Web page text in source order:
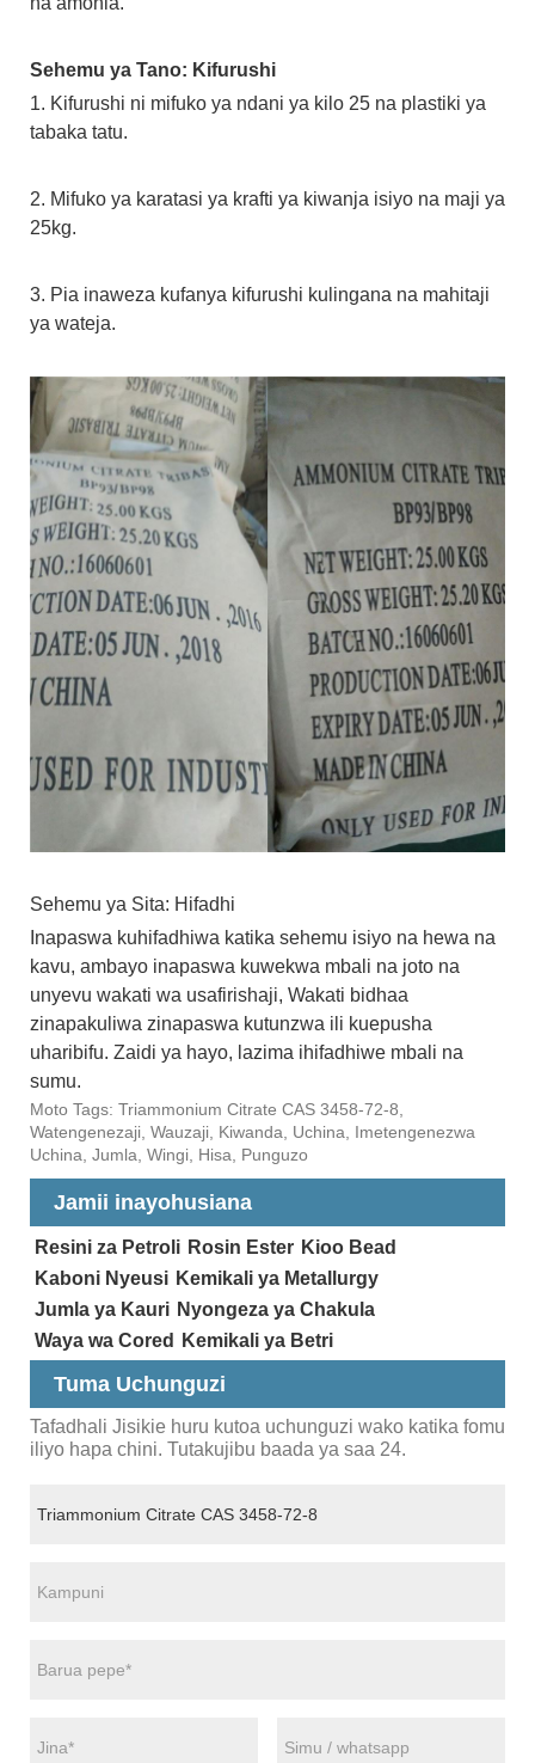
Sehemu ya Tano: Kifurushi
1. Kifurushi ni mifuko ya ndani ya kilo 25 na plastiki ya
tabaka tatu.
2. Mifuko ya karatasi ya krafti ya kiwanja isiyo na maji ya
25kg.
3. Pia inaweza kufanya kifurushi kulingana na mahitaji
ya wateja.
Sehemu ya Sita: Hifadhi
Inapaswa kuhifadhiwa katika sehemu isiyo na hewa na
kavu, ambayo inapaswa kuwekwa mbali na joto na
unyevu wakati wa usafirishaji, Wakati bidhaa
zinapakuliwa zinapaswa kutunzwa ili kuepusha
uharibifu. Zaidi ya hayo, lazima ihifadhiwe mbali na
sumu.
Moto Tags: Triammonium Citrate CAS 3458-72-8,
Watengenezaji, Wauzaji, Kiwanda, Uchina, Imetengenezwa
Uchina, Jumla, Wingi, Hisa, Punguzo
Jamii inayohusiana
Resini za Petroli Rosin Ester Kioo Bead
Kaboni Nyeusi Kemikali ya Metallurgy
Jumla ya Kauri Nyongeza ya Chakula
Waya wa Cored
Kemikali ya Betri
Tuma Uchunguzi
Tafadhali Jisikie huru kutoa uchunguzi wako katika fomu
iliyo hapa chini. Tutakujibu baada ya saa 24.